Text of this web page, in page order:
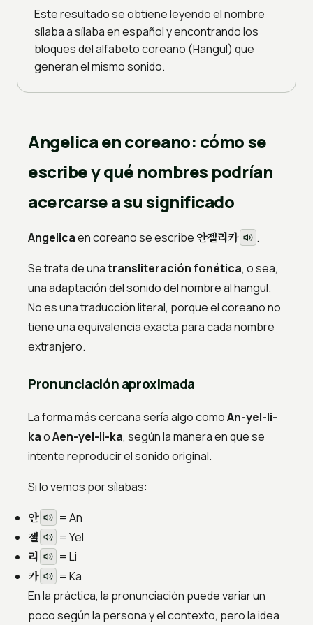
Este resultado se obtiene leyendo el nombre
sílaba a sílaba en español y encontrando los
bloques del alfabeto coreano (Hangul) que
generan el mismo sonido.
Angelica en coreano: cómo se
escribe y qué nombres podrían
acercarse a su significado
Angelicaen coreano se escribe 안젤리카
.
Se trata de unatransliteración fonética, o sea,
una adaptación del sonido del nombre al hangul.
No es una traducción literal, porque el coreano no
tiene una equivalencia exacta para cada nombre
extranjero.
Pronunciación aproximada
La forma más cercana sería algo comoAn-yel-li-
kaoAen-yel-li-ka, según la manera en que se
intente reproducir el sonido original.
Si lo vemos por sílabas:
안 = An
젤 = Yel
리 = Li
카
= Ka
En la práctica, la pronunciación puede variar un
poco según la persona y el contexto, pero la idea